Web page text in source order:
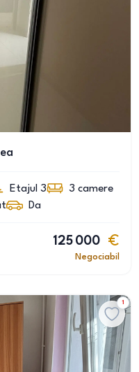
Etajul 3 3 camere
Da
125 000
Negociabil
1